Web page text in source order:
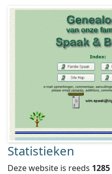
Statistieken
Deze website is reeds 1285